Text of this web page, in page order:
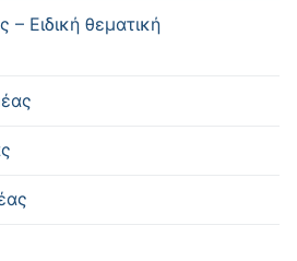
– Ειδική θεματική